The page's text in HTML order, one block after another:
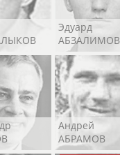
Эдуард
АБЗАЛИМОВ
Андрей
АБРАМОВ